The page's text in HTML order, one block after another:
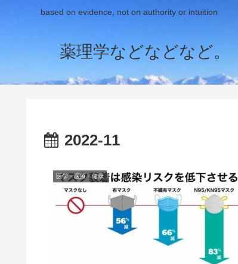
based on evidence, not on authority or intuition
薬理学などなどなど。
2022-11
医学・医療・健康